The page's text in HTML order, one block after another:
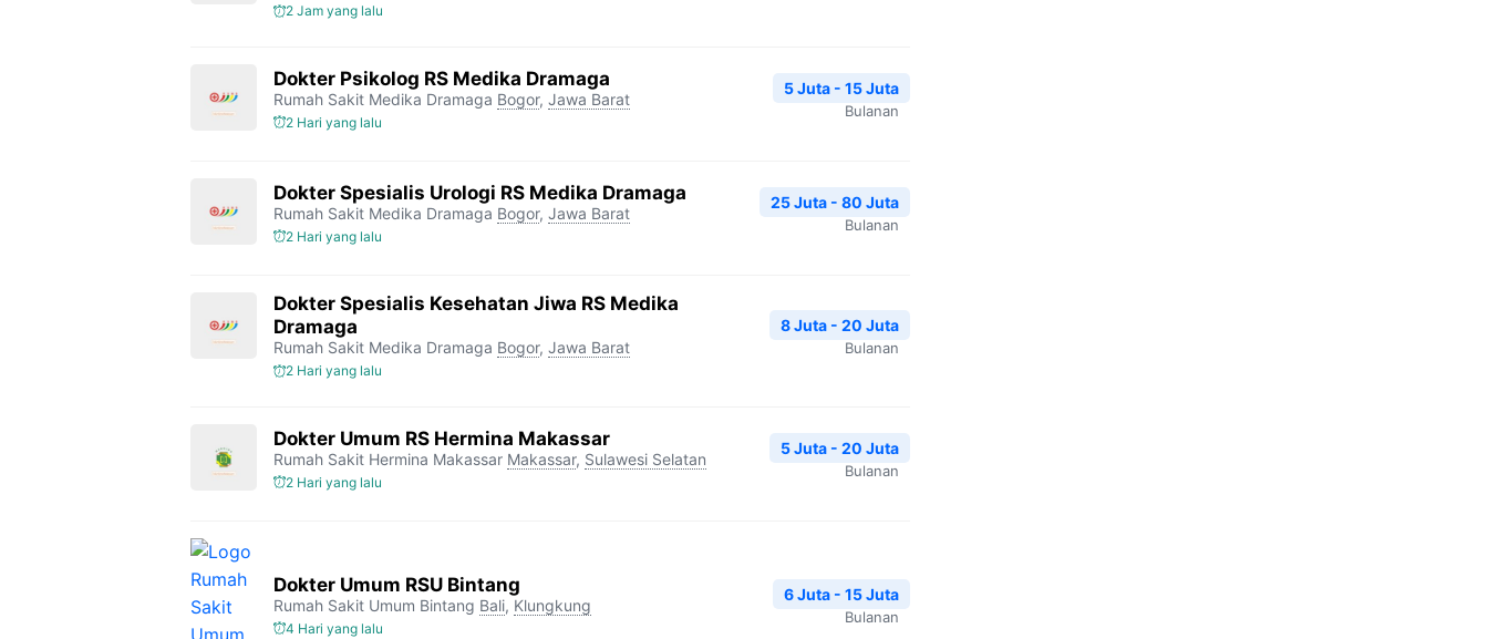
2 Jam yang lalu
Dokter Psikolog RS Medika Dramaga
Rumah Sakit Medika Dramaga Bogor, Jawa Barat
2 Hari yang lalu
5 Juta - 15 Juta
Bulanan
Dokter Spesialis Urologi RS Medika Dramaga
Rumah Sakit Medika Dramaga Bogor, Jawa Barat
2 Hari yang lalu
25 Juta - 80 Juta
Bulanan
Dokter Spesialis Kesehatan Jiwa RS Medika
Dramaga
Rumah Sakit Medika Dramaga Bogor, Jawa Barat
2 Hari yang lalu
8 Juta - 20 Juta
Bulanan
Dokter Umum RS Hermina Makassar
Rumah Sakit Hermina Makassar Makassar, Sulawesi Selatan
2 Hari yang lalu
5 Juta - 20 Juta
Bulanan
Dokter Umum RSU Bintang
Rumah Sakit Umum Bintang Bali, Klungkung
4 Hari yang lalu
6 Juta - 15 Juta
Bulanan